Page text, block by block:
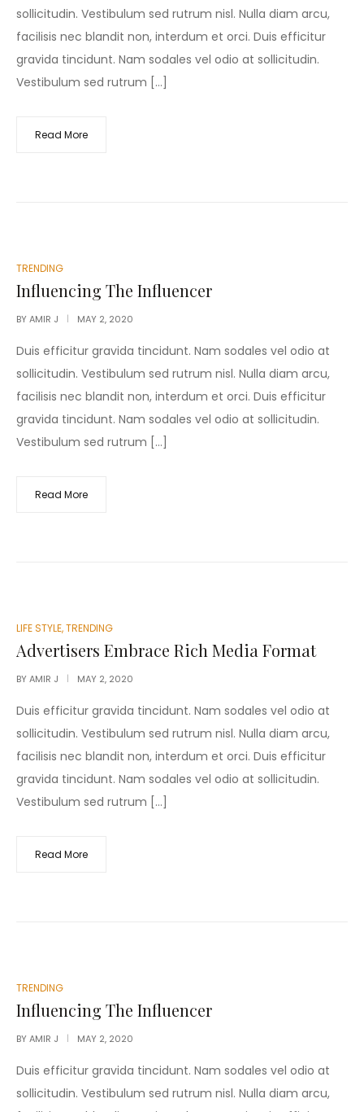
sollicitudin. Vestibulum sed rutrum nisl. Nulla diam arcu,
facilisis nec blandit non, interdum et orci. Duis efficitur
gravida tincidunt. Nam sodales vel odio at sollicitudin.
Vestibulum sed rutrum […]
Read More
POSTED
IN
TRENDING
Influencing The Influencer
BYAMIR J MAY 2, 2020
Duis efficitur gravida tincidunt. Nam sodales vel odio at
sollicitudin. Vestibulum sed rutrum nisl. Nulla diam arcu,
facilisis nec blandit non, interdum et orci. Duis efficitur
gravida tincidunt. Nam sodales vel odio at sollicitudin.
Vestibulum sed rutrum […]
Read More
POSTED
IN
LIFE STYLE,TRENDING
Advertisers Embrace Rich Media Format
BYAMIR J MAY 2, 2020
Duis efficitur gravida tincidunt. Nam sodales vel odio at
sollicitudin. Vestibulum sed rutrum nisl. Nulla diam arcu,
facilisis nec blandit non, interdum et orci. Duis efficitur
gravida tincidunt. Nam sodales vel odio at sollicitudin.
Vestibulum sed rutrum […]
Read More
POSTED
IN
TRENDING
Influencing The Influencer
BYAMIR J MAY 2, 2020
Duis efficitur gravida tincidunt. Nam sodales vel odio at
sollicitudin. Vestibulum sed rutrum nisl. Nulla diam arcu,